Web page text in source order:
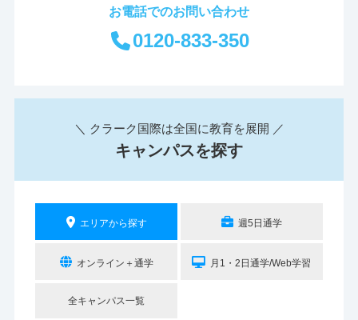
お電話でのお問い合わせ
0120-833-350
＼ クラーク国際は全国に教育を展開 ／
キャンパスを探す
エリアから探す 週5日通学
オンライン＋通学 月1・2日通学/Web学習
全キャンパス一覧